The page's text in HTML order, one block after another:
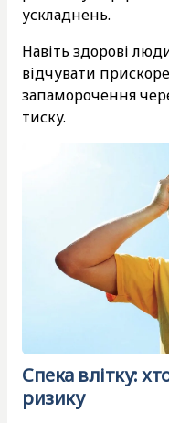
ускладнень.
Навіть здорові
відчувати
запаморочення
тиску.
Спека влітку:
ризику